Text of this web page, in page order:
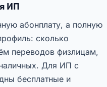
ИП
абонплату, а полную
сколько
переводов физлицам,
Для ИП с
бесплатные и